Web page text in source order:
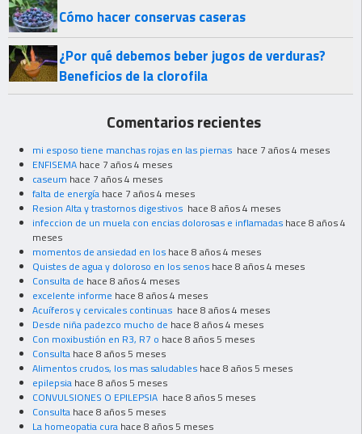
Cómo hacer conservas caseras
¿Por qué debemos beber jugos de verduras?
Beneficios de la clorofila
Comentarios recientes
mi esposo tiene manchas rojas en las piernas hace 7 años 4 meses
ENFISEMA hace 7 años 4 meses
caseum hace 7 años 4 meses
falta de energía hace 7 años 4 meses
Resion Alta y trastornos digestivos hace 8 años 4 meses
infeccion de un muela con encias dolorosas e inflamadas hace 8 años 4
meses
momentos de ansiedad en los hace 8 años 4 meses
Quistes de agua y doloroso en los senos hace 8 años 4 meses
Consulta de hace 8 años 4 meses
excelente informe hace 8 años 4 meses
Acuíferos y cervicales continuas hace 8 años 4 meses
Desde niña padezco mucho de hace 8 años 4 meses
Con moxibustión en R3, R7 o hace 8 años 5 meses
Consulta hace 8 años 5 meses
Alimentos crudos, los mas saludables hace 8 años 5 meses
epilepsia hace 8 años 5 meses
CONVULSIONES O EPILEPSIA hace 8 años 5 meses
Consulta hace 8 años 5 meses
La homeopatia cura hace 8 años 5 meses